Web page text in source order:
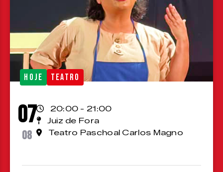
HOJE TEATRO
07
08
20:00 - 21:00
Juiz de Fora
Teatro Paschoal Carlos Magno